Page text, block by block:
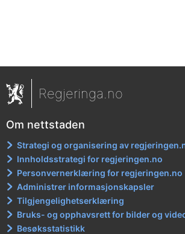
Regjeringa.no
Om nettstaden
Strategi og organisering av
Innholdsstrategi for regjeringen.no
Personvernerklæring for regjeringen.no
Administrer informasjonskapsler
Tilgjengelighetserklæring
Bruks- og opphavsrett for bilder og
Besøksstatistikk